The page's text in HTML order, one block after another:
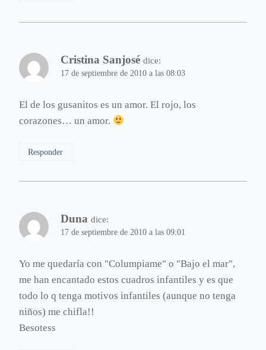
Cristina Sanjosé dice:
17 de septiembre de 2010 a las 08:03
El de los gusanitos es un amor. El rojo, los
corazones… un amor.
Responder
Duna dice:
17 de septiembre de 2010 a las 09:01
Yo me quedaría con "Columpiame" o "Bajo el mar",
me han encantado estos cuadros infantiles y es que
todo lo q tenga motivos infantiles (aunque no tenga
niños) me chifla!!
Besotess